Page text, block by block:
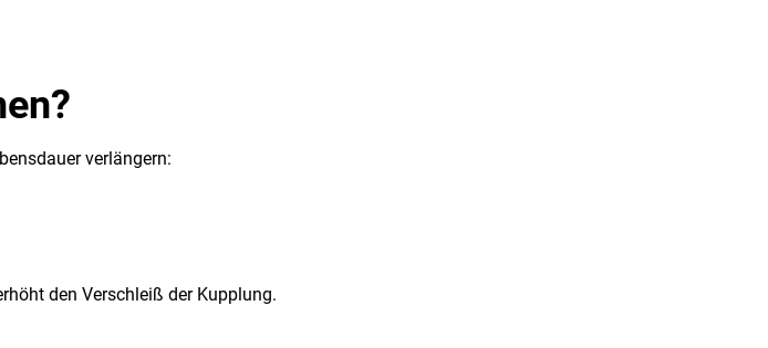
verlängern:
den Verschleiß der Kupplung.